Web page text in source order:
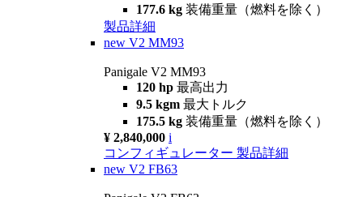
177.6 kg 装備重量（燃料を除く）
製品詳細
new V2 MM93
Panigale V2 MM93
120 hp 最高出力
9.5 kgm 最大トルク
175.5 kg 装備重量（燃料を除く）
¥ 2,840,000 i
コンフィギュレーター 製品詳細
new V2 FB63